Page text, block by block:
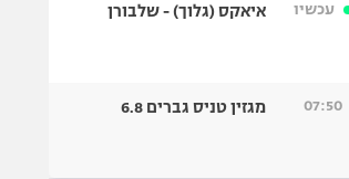
עכשיו איאקס (גלוך) - שלבורן
07:50 מגזין טניס גברים 6.8